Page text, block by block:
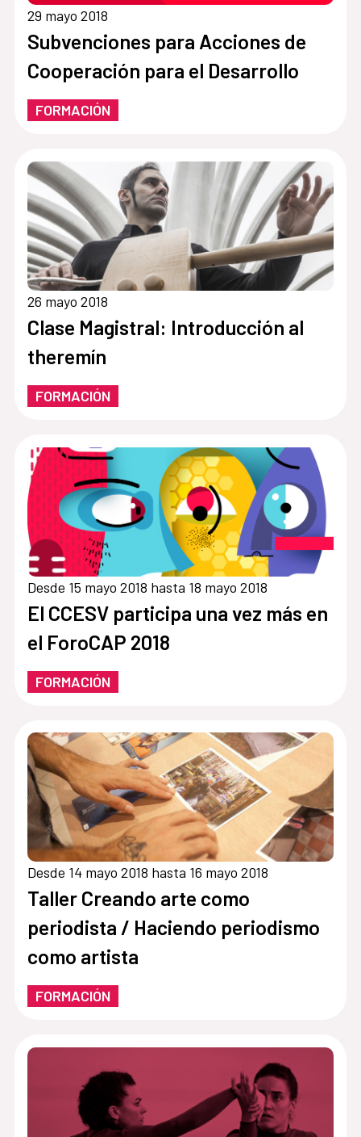
29 mayo 2018
Subvenciones para Acciones de
Cooperación para el Desarrollo
FORMACIÓN
26 mayo 2018
Clase Magistral: Introducción al
theremín
FORMACIÓN
Desde 15 mayo 2018 hasta 18 mayo 2018
El CCESV participa una vez más en
el ForoCAP 2018
FORMACIÓN
Desde 14 mayo 2018 hasta 16 mayo 2018
Taller Creando arte como
periodista / Haciendo periodismo
como artista
FORMACIÓN